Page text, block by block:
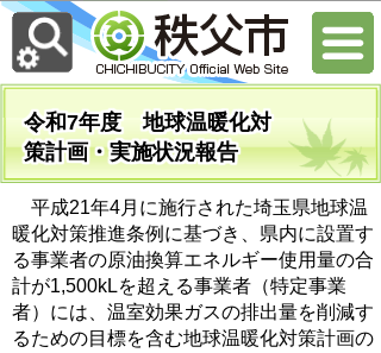
令和7年度 地球温暖化対
策計画・実施状況報告
平成21年4月に施行された埼玉県地球温
暖化対策推進条例に基づき、県内に設置す
る事業者の原油換算エネルギー使用量の合
計が1,500kLを超える事業者（特定事業
者）には、温室効果ガスの排出量を削減す
るための目標を含む地球温暖化対策計画の